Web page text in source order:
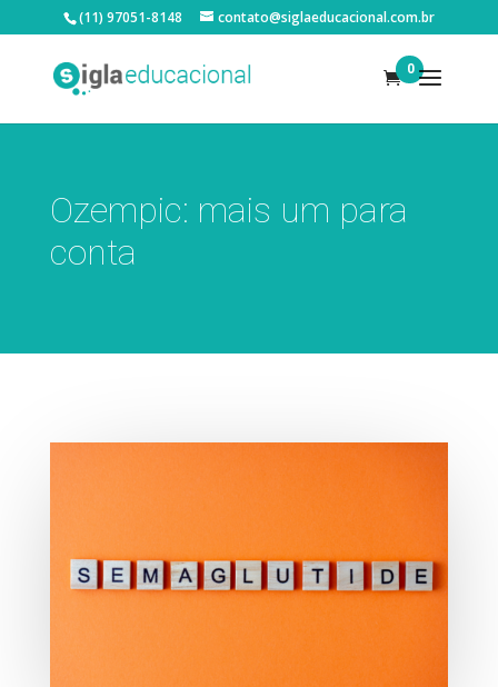
(11) 97051-8148 contato@siglaeducacional.com.br
0
Ozempic: mais um para
conta